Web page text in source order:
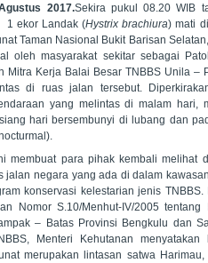
2017.Sekira pukul 08.20 WIB
1 ekor Landak (Hystrix brachiura) mati
Taman Nasional Bukit Barisan
oleh masyarakat sekitar sebagai
Mitra Kerja Balai Besar TNBBS Unila –
di ruas jalan tersebut.
yang melintas di malam hari,
hari bersembunyi di lubang dan
para pihak kembali melihat
jalan negara yang ada di dalam
konservasi kelestarian jenis TNBBS.
Nomor S.10/Menhut-IV/2005 tentang
– Batas Provinsi Bengkulu dan
Menteri Kehutanan
merupakan lintasan satwa